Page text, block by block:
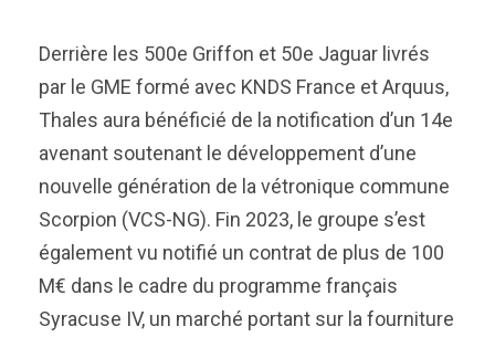
Derrière les 500e Griffon et 50e Jaguar livrés
par le GME formé avec KNDS France et Arquus,
Thales aura bénéficié de la notification d’un 14e
avenant soutenant le développement d’une
nouvelle génération de la vétronique commune
Scorpion (VCS-NG). Fin 2023, le groupe s’est
également vu notifié un contrat de plus de 100
M€ dans le cadre du programme français
Syracuse IV, un marché portant sur la fourniture